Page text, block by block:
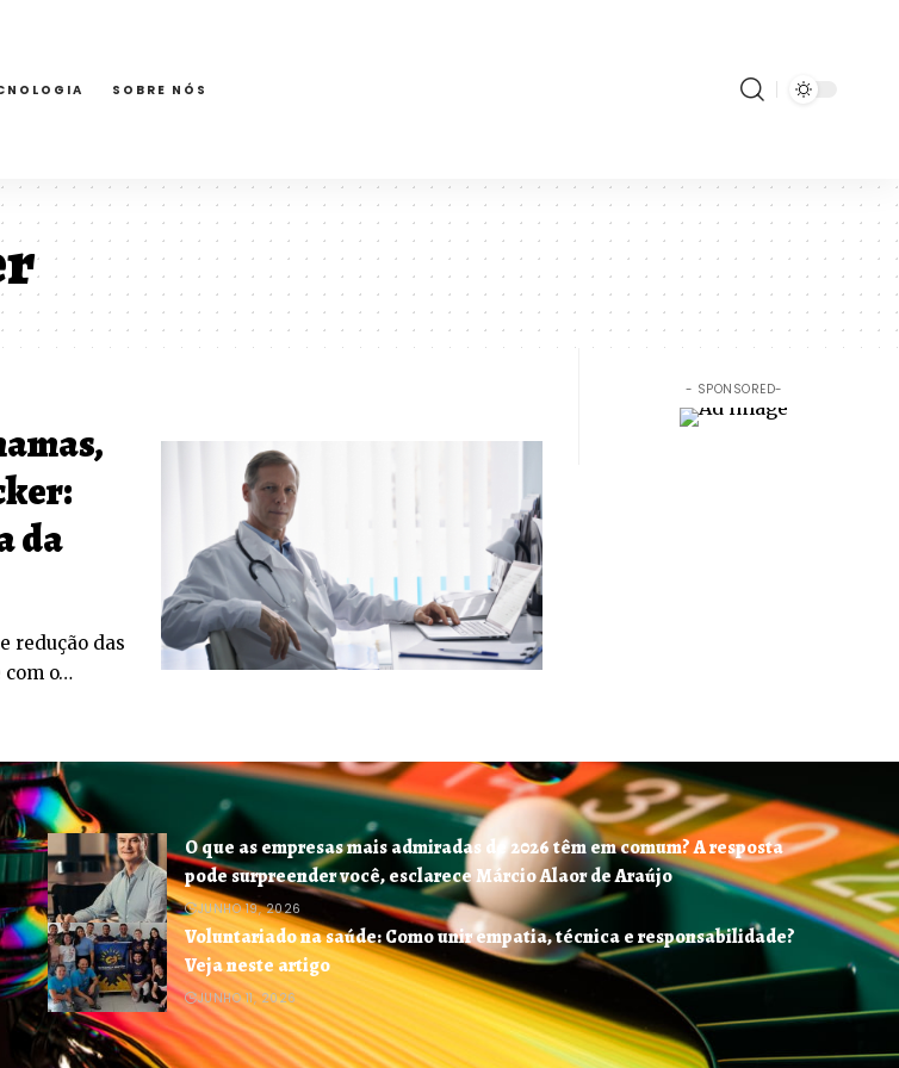
SOBRE NÓS
da
redução das
com o…
- SPONSORED-
O que as empresas mais admiradas de 2026 têm em comum? A resposta
pode surpreender você, esclarece Márcio Alaor de Araújo
JUNHO 19, 2026
Voluntariado na saúde: Como unir empatia, técnica e responsabilidade?
Veja neste artigo
JUNHO 11, 2026